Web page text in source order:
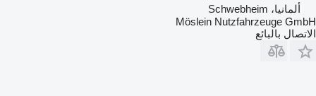
ألمانيا، Schwebheim
Möslein Nutzfahrzeuge GmbH
الاتصال بالبائع